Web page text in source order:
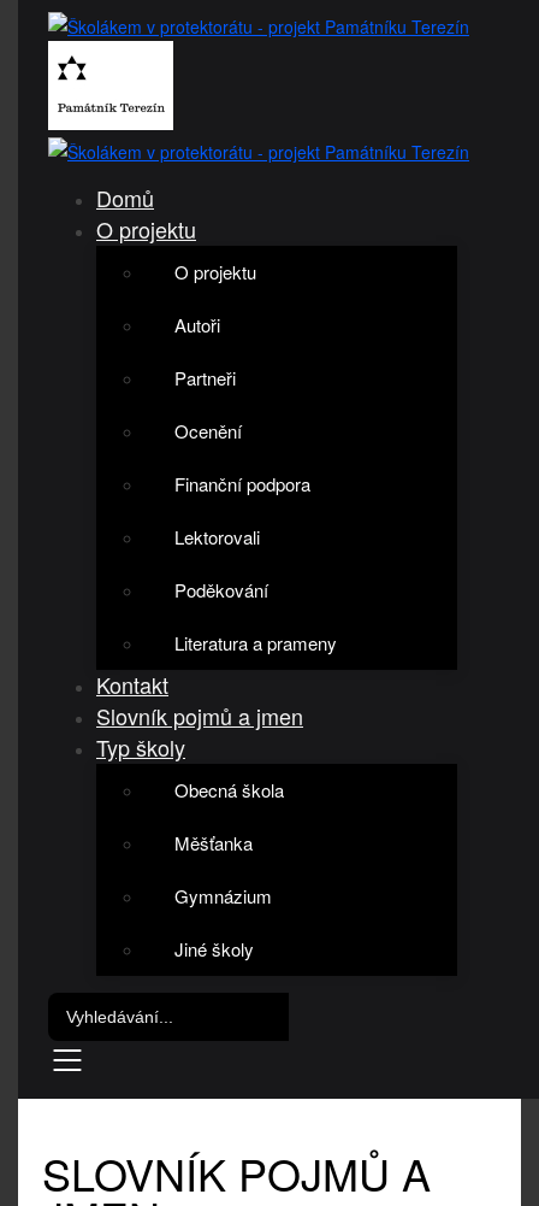
Domů
O projektu
O projektu
Autoři
Partneři
Ocenění
Finanční podpora
Lektorovali
Poděkování
Literatura a prameny
Kontakt
Slovník pojmů a jmen
Typ školy
Obecná škola
Měšťanka
Gymnázium
Jiné školy
SLOVNÍK POJMŮ A